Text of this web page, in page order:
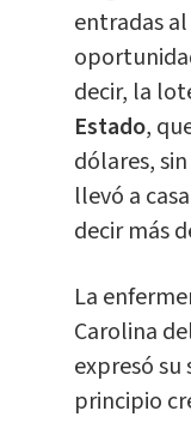
entradas
decir, la
Estado,
dólares,
llevó a
decir más
La
Carolina
expresó
principio